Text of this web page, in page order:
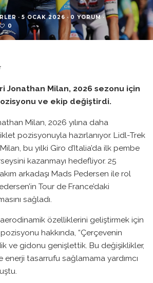
· 5 OCAK 2026 · 0 YORUM ·
0
Jonathan Milan, 2026 sezonu için
ve ekip değiştirdi.
Milan, 2026 yılına daha
pozisyonuyla hazırlanıyor. Lidl-Trek
bu yılki Giro d’Italia’da ilk pembe
kazanmayı hedefliyor. 25
arkadaşı Mads Pedersen ile rol
Tour de France’daki
sağladı.
özelliklerini geliştirmek için
pozisyonu hakkında, “Çerçevenin
ve gidonu genişlettik. Bu değişiklikler,
tasarrufu sağlamama yardımcı